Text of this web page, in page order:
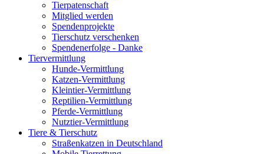
Tierpatenschaft
Mitglied werden
Spendenprojekte
Tierschutz verschenken
Spendenerfolge - Danke
Tiervermittlung
Hunde-Vermittlung
Katzen-Vermittlung
Kleintier-Vermittlung
Reptilien-Vermittlung
Pferde-Vermittlung
Nutztier-Vermittlung
Tiere & Tierschutz
Straßenkatzen in Deutschland